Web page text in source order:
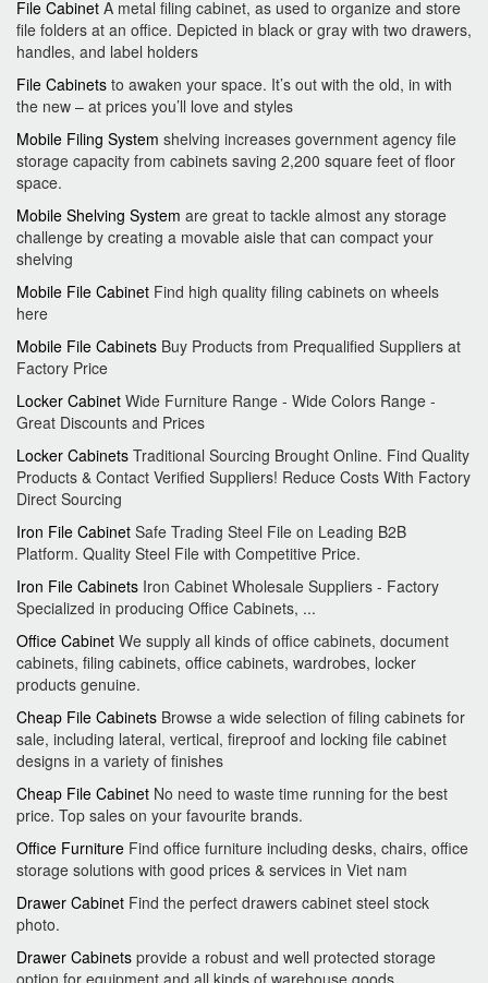
File Cabinet A metal filing cabinet, as used to organize and store
file folders at an office. Depicted in black or gray with two drawers,
handles, and label holders
File Cabinets to awaken your space. It’s out with the old, in with
the new – at prices you’ll love and styles
Mobile Filing System shelving increases government agency file
storage capacity from cabinets saving 2,200 square feet of floor
space.
Mobile Shelving System are great to tackle almost any storage
challenge by creating a movable aisle that can compact your
shelving
Mobile File Cabinet Find high quality filing cabinets on wheels
here
Mobile File Cabinets Buy Products from Prequalified Suppliers at
Factory Price
Locker Cabinet Wide Furniture Range - Wide Colors Range -
Great Discounts and Prices
Locker Cabinets Traditional Sourcing Brought Online. Find Quality
Products & Contact Verified Suppliers! Reduce Costs With Factory
Direct Sourcing
Iron File Cabinet Safe Trading Steel File on Leading B2B
Platform. Quality Steel File with Competitive Price.
Iron File Cabinets Iron Cabinet Wholesale Suppliers - Factory
Specialized in producing Office Cabinets, ...
Office Cabinet We supply all kinds of office cabinets, document
cabinets, filing cabinets, office cabinets, wardrobes, locker
products genuine.
Cheap File Cabinets Browse a wide selection of filing cabinets for
sale, including lateral, vertical, fireproof and locking file cabinet
designs in a variety of finishes
Cheap File Cabinet No need to waste time running for the best
price. Top sales on your favourite brands.
Office Furniture Find office furniture including desks, chairs, office
storage solutions with good prices & services in Viet nam
Drawer Cabinet Find the perfect drawers cabinet steel stock
photo.
Drawer Cabinets provide a robust and well protected storage
option for equipment and all kinds of warehouse goods